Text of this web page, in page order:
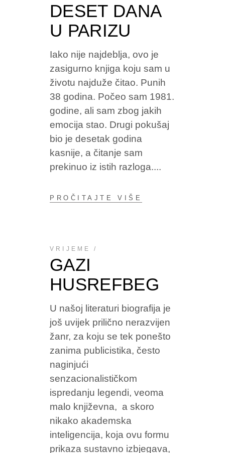
DESET DANA
U PARIZU
Iako nije najdeblja, ovo je
zasigurno knjiga koju sam u
životu najduže čitao. Punih
38 godina. Počeo sam 1981.
godine, ali sam zbog jakih
emocija stao. Drugi pokušaj
bio je desetak godina
kasnije, a čitanje sam
prekinuo iz istih razloga.
PROČITAJTE VIŠE
VRIJEME
GAZI
HUSREFBEG
U našoj literaturi biografija je
još uvijek prilično nerazvijen
žanr, za koju se tek ponešto
zanima publicistika, često
naginjući
senzacionalističkom
ispredanju legendi, veoma
malo književna, a skoro
nikako akademska
inteligencija, koja ovu formu
prikaza sustavno izbjegava,